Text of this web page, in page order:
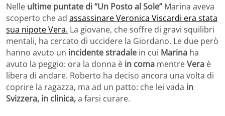
Nelle ultime puntate di “Un Posto al Sole” Marina aveva
scoperto che ad assassinare Veronica Viscardi era stata
sua nipote Vera. La giovane, che soffre di gravi squilibri
mentali, ha cercato di uccidere la Giordano. Le due però
hanno avuto un incidente stradale in cui Marina ha
avuto la peggio: ora la donna è in coma mentreVera è
libera di andare. Roberto ha deciso ancora una volta di
coprire la ragazza, ma ad un patto: che lei vada in
Svizzera, in clinica,a farsi curare.